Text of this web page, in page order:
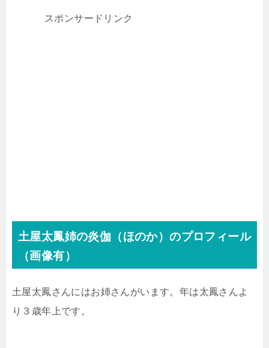
スポンサードリンク
土屋太鳳姉の炎伽（ほのか）のプロフィール
（画像有）
土屋太鳳さんにはお姉さんがいます。年は太鳳さんよ
り３歳年上です。